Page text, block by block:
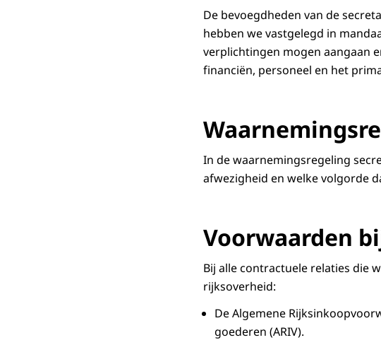
De bevoegdheden van de
hebben we vastgelegd in
verplichtingen mogen aangaan
financiën, personeel en het
In de waarnemingsregeling
afwezigheid en welke volgorde
Voorwaarden
Bij alle contractuele relaties die
rijksoverheid:
De Algemene
goederen (ARIV).